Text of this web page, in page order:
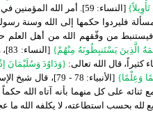
[النساء: 59]. أمر الله المؤمنين في هذه الآية بطاعته وطاعة رسوله وأولي الأمر، وهم العلماء والأمراء
فليردوا حكمها إلى الله وسنة
الَّذِينَ يَسْتَنبِطُونَهُ مِنْهُمْ}
قال الله تعالى: {وَدَاوُدَ وَسُلَيْمَانَ
[الأنبياء: 78 -
ثنائه على كل منهما بأنه آتاه الله
لله بحسب استطاعته، لا يكلفه الله ما